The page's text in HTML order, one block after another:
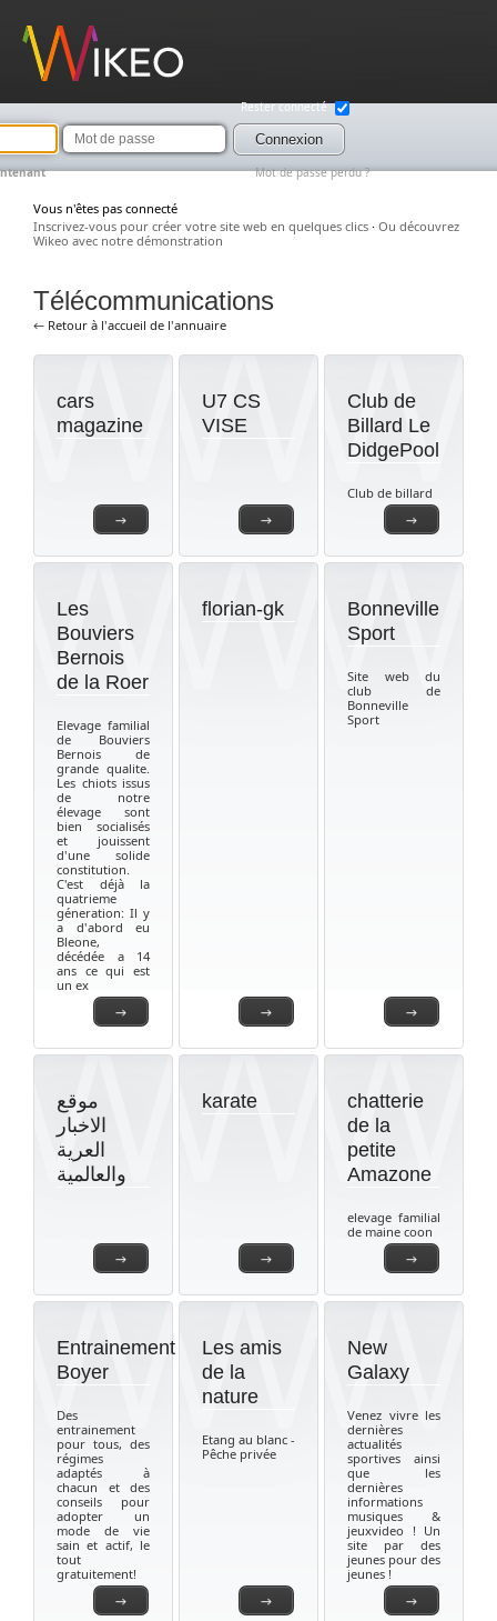
Rester connecté
Mot
de
passe
Connexion
Mot de passe perdu ?
Vous n'êtes pas connecté
Inscrivez-vous pour créer votre site web en quelques clics · Ou découvrez
Wikeo avec notre démonstration
Télécommunications
← Retour à l'accueil de l'annuaire
→
cars
magazine
→
U7 CS
VISE
→
Club de
Billard Le
DidgePool
Club de billard
→
Les
Bouviers
Bernois
de la Roer
Elevage familial
de Bouviers
Bernois de
grande qualite.
Les chiots issus
de notre
élevage sont
bien socialisés
et jouissent
d'une solide
constitution.
C'est déjà la
quatrieme
géneration: Il y
a d'abord eu
Bleone,
décédée a 14
ans ce qui est
un ex
→
florian-gk
→
Bonneville
Sport
Site web du
club de
Bonneville
Sport
→
موقع
الاخبار
العرية
والعالمية
→
karate
→
chatterie
de la
petite
Amazone
elevage familial
de maine coon
→
Entrainement
Boyer
Des
entrainement
pour tous, des
régimes
adaptés à
chacun et des
conseils pour
adopter un
mode de vie
sain et actif, le
tout
gratuitement!
→
Les amis
de la
nature
Etang au blanc -
Pêche privée
→
New
Galaxy
Venez vivre les
dernières
actualités
sportives ainsi
que les
dernières
informations
musiques &
jeuxvideo ! Un
site par des
jeunes pour des
jeunes !